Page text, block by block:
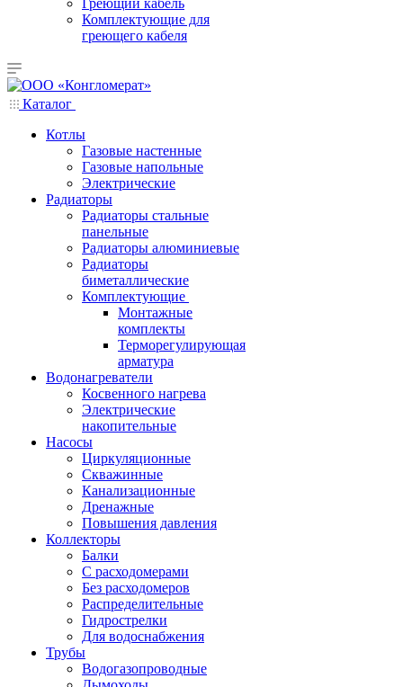
Греющий кабель
Комплектующие для
греющего кабеля
Каталог
Котлы
Газовые настенные
Газовые напольные
Электрические
Радиаторы
Радиаторы стальные
панельные
Радиаторы алюминиевые
Радиаторы
биметаллические
Комплектующие
Монтажные
комплекты
Терморегулирующая
арматура
Водонагреватели
Косвенного нагрева
Электрические
накопительные
Насосы
Циркуляционные
Скважинные
Канализационные
Дренажные
Повышения давления
Коллекторы
Балки
С расходомерами
Без расходомеров
Распределительные
Гидрострелки
Для водоснабжения
Трубы
Водогазопроводные